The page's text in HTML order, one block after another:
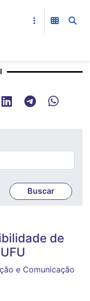
de
e Comunicação